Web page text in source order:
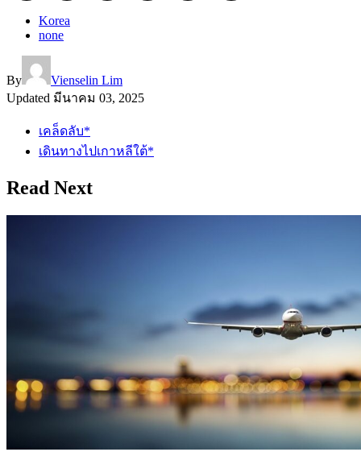
Korea
none
By
Vienselin Lim
Updated มีนาคม 03, 2025
เคล็ดลับ*
เดินทางไปเกาหลีใต้*
Read Next